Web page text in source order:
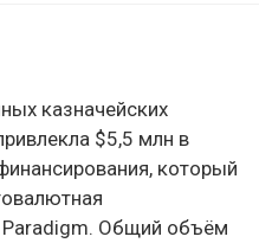
казначейских
$5,5 млн в
который
Paradigm. Общий объём